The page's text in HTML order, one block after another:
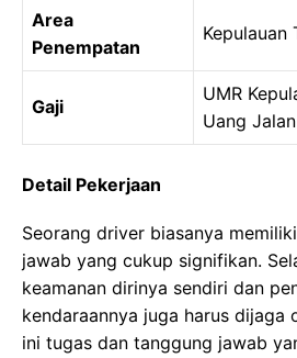
Area
Penempatan
Kepulauan
Gaji
UMR
Uang Jalan
Detail Pekerjaan
Seorang driver biasanya
jawab yang cukup signifikan.
keamanan dirinya sendiri dan
kendaraannya juga harus dijaga
ini tugas dan tanggung jawab